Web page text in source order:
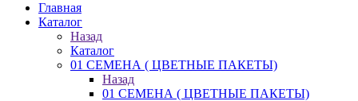
Главная
Каталог
Назад
Каталог
01 СЕМЕНА ( ЦВЕТНЫЕ ПАКЕТЫ)
Назад
01 СЕМЕНА ( ЦВЕТНЫЕ ПАКЕТЫ)